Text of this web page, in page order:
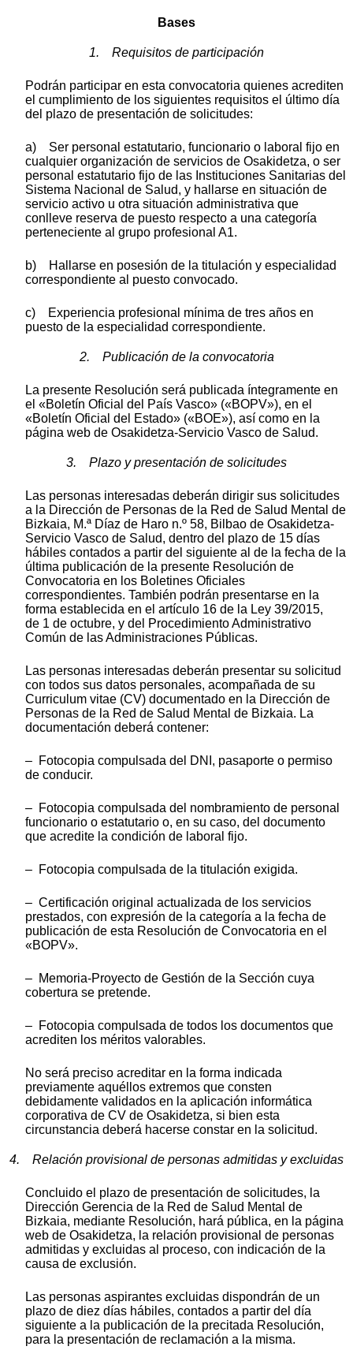
Bases
1. Requisitos de participación
Podrán participar en esta convocatoria quienes acrediten
el cumplimiento de los siguientes requisitos el último día
del plazo de presentación de solicitudes:
a) Ser personal estatutario, funcionario o laboral fijo en
cualquier organización de servicios de Osakidetza, o ser
personal estatutario fijo de las Instituciones Sanitarias del
Sistema Nacional de Salud, y hallarse en situación de
servicio activo u otra situación administrativa que
conlleve reserva de puesto respecto a una categoría
perteneciente al grupo profesional A1.
b) Hallarse en posesión de la titulación y especialidad
correspondiente al puesto convocado.
c) Experiencia profesional mínima de tres años en
puesto de la especialidad correspondiente.
2. Publicación de la convocatoria
La presente Resolución será publicada íntegramente en
el «Boletín Oficial del País Vasco» («BOPV»), en el
«Boletín Oficial del Estado» («BOE»), así como en la
página web de Osakidetza-Servicio Vasco de Salud.
3. Plazo y presentación de solicitudes
Las personas interesadas deberán dirigir sus solicitudes
a la Dirección de Personas de la Red de Salud Mental de
Bizkaia, M.ª Díaz de Haro n.º 58, Bilbao de Osakidetza-
Servicio Vasco de Salud, dentro del plazo de 15 días
hábiles contados a partir del siguiente al de la fecha de la
última publicación de la presente Resolución de
Convocatoria en los Boletines Oficiales
correspondientes. También podrán presentarse en la
forma establecida en el artículo 16 de la Ley 39/2015,
de 1 de octubre, y del Procedimiento Administrativo
Común de las Administraciones Públicas.
Las personas interesadas deberán presentar su solicitud
con todos sus datos personales, acompañada de su
Curriculum vitae (CV) documentado en la Dirección de
Personas de la Red de Salud Mental de Bizkaia. La
documentación deberá contener:
– Fotocopia compulsada del DNI, pasaporte o permiso
de conducir.
– Fotocopia compulsada del nombramiento de personal
funcionario o estatutario o, en su caso, del documento
que acredite la condición de laboral fijo.
– Fotocopia compulsada de la titulación exigida.
– Certificación original actualizada de los servicios
prestados, con expresión de la categoría a la fecha de
publicación de esta Resolución de Convocatoria en el
«BOPV».
– Memoria-Proyecto de Gestión de la Sección cuya
cobertura se pretende.
– Fotocopia compulsada de todos los documentos que
acrediten los méritos valorables.
No será preciso acreditar en la forma indicada
previamente aquéllos extremos que consten
debidamente validados en la aplicación informática
corporativa de CV de Osakidetza, si bien esta
circunstancia deberá hacerse constar en la solicitud.
4. Relación provisional de personas admitidas y excluidas
Concluido el plazo de presentación de solicitudes, la
Dirección Gerencia de la Red de Salud Mental de
Bizkaia, mediante Resolución, hará pública, en la página
web de Osakidetza, la relación provisional de personas
admitidas y excluidas al proceso, con indicación de la
causa de exclusión.
Las personas aspirantes excluidas dispondrán de un
plazo de diez días hábiles, contados a partir del día
siguiente a la publicación de la precitada Resolución,
para la presentación de reclamación a la misma.